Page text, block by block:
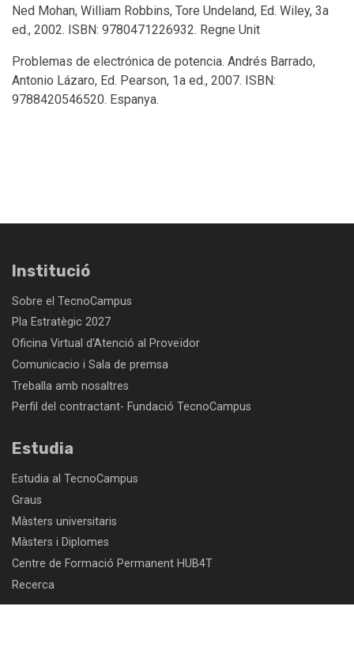
Ned Mohan, William Robbins, Tore Undeland, Ed. Wiley, 3a
ed., 2002. ISBN: 9780471226932. Regne Unit
Problemas de electrónica de potencia. Andrés Barrado,
Antonio Lázaro, Ed. Pearson, 1a ed., 2007. ISBN:
9788420546520. Espanya.
Institució
Sobre el TecnoCampus
Pla Estratègic 2027
Oficina Virtual d'Atenció al Proveïdor
Comunicacio i Sala de premsa
Treballa amb nosaltres
Perfil del contractant- Fundació TecnoCampus
Estudia
Estudia al TecnoCampus
Graus
Màsters universitaris
Màsters i Diplomes
Centre de Formació Permanent HUB4T
Recerca